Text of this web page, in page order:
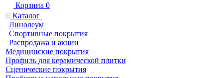
Корзина 0
Каталог
Линолеум
Спортивные покрытия
Распродажа и акции
Медицинские покрытия
Профиль для керамической плитки
Сценические покрытия